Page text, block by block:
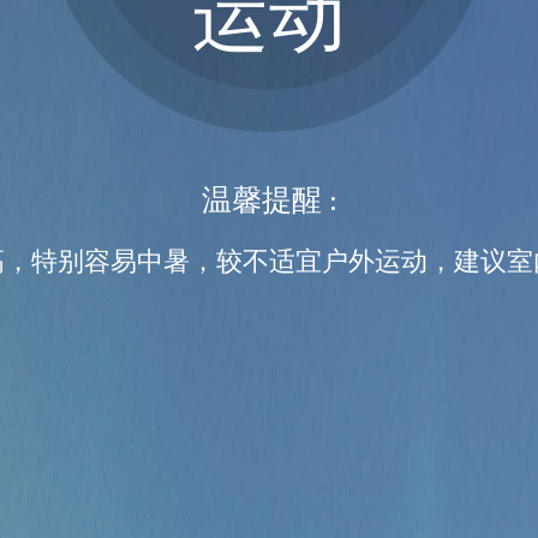
运动
温馨提醒 :
特别容易中暑，较不适宜户外运动，建议